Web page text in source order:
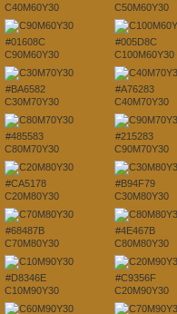
C40M60Y30
C50M60Y30
#01608C
C90M60Y30
#005D8C
C100M60Y30
#BA6582
C30M70Y30
#A76283
C40M70Y30
#485583
C80M70Y30
#215283
C90M70Y30
#CA5178
C20M80Y30
#B94F79
C30M80Y30
#68487B
C70M80Y30
#4E467B
C80M80Y30
#D8346E
C10M90Y30
#C9356F
C20M90Y30